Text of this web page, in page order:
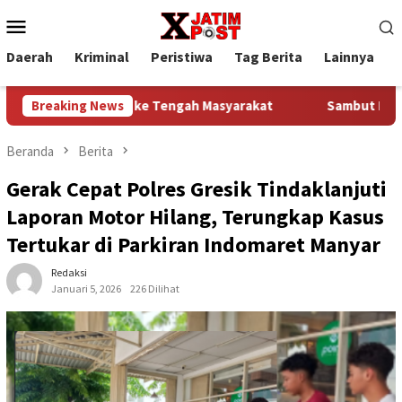
ke
kontenMobile
Daerah Kriminal Peristiwa Tag Berita Lainnya
Breaking News
ke Tengah Masyarakat Sambut HUT Ke-81
Beranda Berita
Gerak Cepat Polres Gresik Tindaklanjuti
Laporan Motor Hilang, Terungkap Kasus
Tertukar di Parkiran Indomaret Manyar
Redaksi
Januari 5, 2026
226 Dilihat